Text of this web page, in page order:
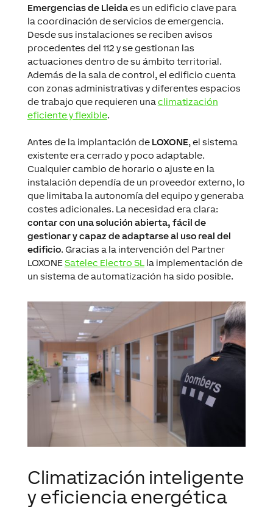
Emergencias de Lleidaes un edificio clave para
la coordinación de servicios de emergencia.
Desde sus instalaciones se reciben avisos
procedentes del 112 y se gestionan las
actuaciones dentro de su ámbito territorial.
Además de la sala de control, el edificio cuenta
con zonas administrativas y diferentes espacios
de trabajo que requieren una climatización
eficiente y flexible.
Antes de la implantación de LOXONE, el sistema
existente era cerrado y poco adaptable.
Cualquier cambio de horario o ajuste en la
instalación dependía de un proveedor externo, lo
que limitaba la autonomía del equipo y generaba
costes adicionales. La necesidad era clara:
contar con una solución abierta, fácil de
gestionar y capaz de adaptarse al uso real del
edificio. Gracias a la intervención del Partner
LOXONE Satelec Electro SLla implementación de
un sistema de automatización ha sido posible.
Climatización inteligente
y eficiencia energética